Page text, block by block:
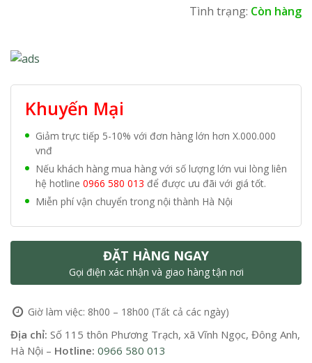
Tình trạng: Còn hàng
Khuyến Mại
Giảm trực tiếp 5-10% với đơn hàng lớn hơn X.000.000
vnđ
Nếu khách hàng mua hàng với số lượng lớn vui lòng liên
hệ hotline 0966 580 013 để được ưu đãi với giá tốt.
Miễn phí vận chuyển trong nội thành Hà Nội
ĐẶT HÀNG NGAY
Gọi điện xác nhận và giao hàng tận nơi
Giờ làm việc: 8h00 – 18h00 (Tất cả các ngày)
Địa chỉ: Số 115 thôn Phương Trạch, xã Vĩnh Ngọc, Đông Anh,
Hà Nội – Hotline: 0966 580 013